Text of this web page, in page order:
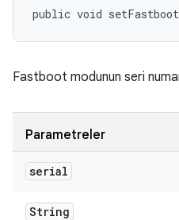
public void
Fastboot modunun seri
Parametreler
serial
String